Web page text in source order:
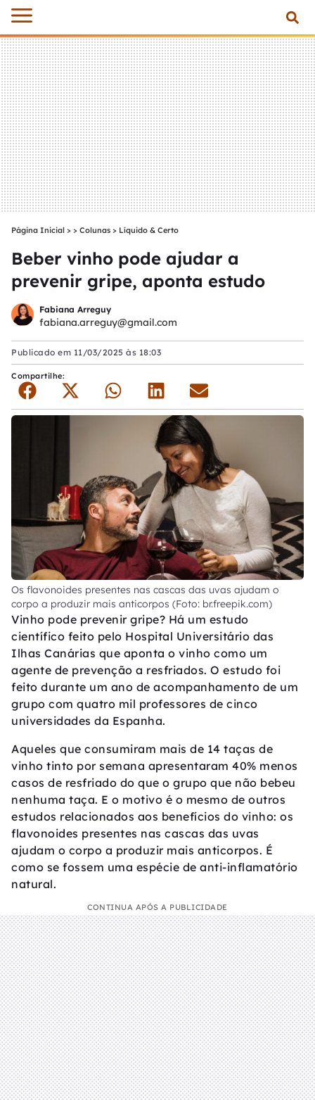
Página Inicial > Colunas > Líquido & Certo
Beber vinho pode ajudar a
prevenir gripe, aponta estudo
Fabiana Arreguy
fabiana.arreguy@gmail.com
Publicado em 11/03/2025 às 18:03
Compartilhe:
Os flavonoides presentes nas cascas das uvas ajudam o
corpo a produzir mais anticorpos (Foto: br.freepik.com)
Vinho pode prevenir gripe? Há um estudo
científico feito pelo Hospital Universitário das
Ilhas Canárias que aponta o vinho como um
agente de prevenção a resfriados. O estudo foi
feito durante um ano de acompanhamento de um
grupo com quatro mil professores de cinco
universidades da Espanha.
Aqueles que consumiram mais de 14 taças de
vinho tinto por semana apresentaram 40% menos
casos de resfriado do que o grupo que não bebeu
nenhuma taça. E o motivo é o mesmo de outros
estudos relacionados aos benefícios do vinho: os
flavonoides presentes nas cascas das uvas
ajudam o corpo a produzir mais anticorpos. É
como se fossem uma espécie de anti-inflamatório
natural.
CONTINUA APÓS A PUBLICIDADE